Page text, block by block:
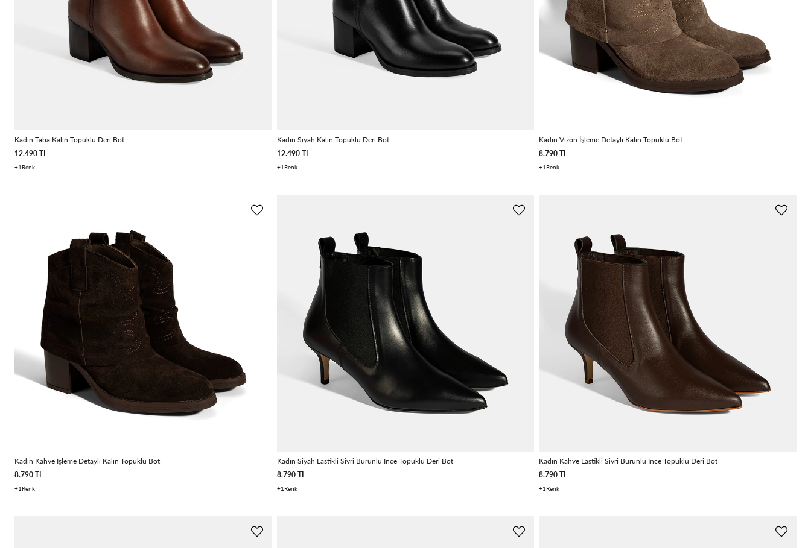
Kadın Taba Kalın Topuklu Deri Bot
12.490 TL
1
Kadın Siyah Kalın Topuklu Deri Bot
12.490 TL
1
Kadın Vizon İşleme Detaylı Kalın Topuklu Bot
8.790 TL
1
Kadın Kahve İşleme Detaylı Kalın Topuklu Bot
8.790 TL
1
Kadın Siyah Lastikli Sivri Burunlu İnce Topuklu Deri Bot
8.790 TL
1
Kadın Kahve Lastikli Sivri Burunlu İnce Topuklu Deri Bot
8.790 TL
1